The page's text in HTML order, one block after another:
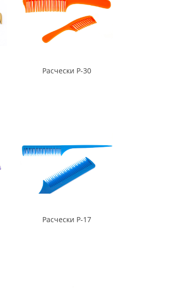
Расчески Р-30
Расчески Р-17